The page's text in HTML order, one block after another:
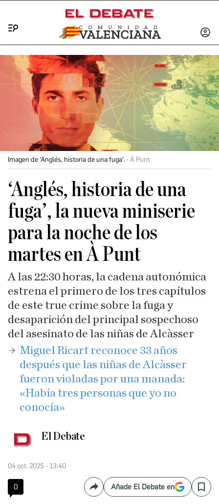
INICIAR
Imagen de ‘Anglés, historia de una fuga’. À Punt
‘Anglés, historia de una
fuga’, la nueva miniserie
para la noche de los
martes en À Punt
A las 22:30 horas, la cadena autonómica
estrena el primero de los tres capítulos
de este true crime sobre la fuga y
desaparición del principal sospechoso
del asesinato de las niñas de Alcàsser
​Miguel Ricart reconoce 33 años
después que las niñas de Alcàsser
fueron violadas por una manada:
«Había tres personas que yo no
conocía»
El Debate
04 oct. 2025 - 13:40
0 CompartirAñade El Debate en Save